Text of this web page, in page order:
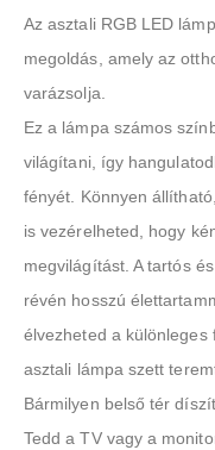
Az asztali RGB LED
megoldás, amely az
varázsolja.
Ez a lámpa számos
világítani, így
fényét. Könnyen
is vezérelheted, hogy
megvilágítást. A tartós
révén hosszú
élvezheted a különleges
asztali lámpa szett
Bármilyen belső tér
Tedd a TV vagy a